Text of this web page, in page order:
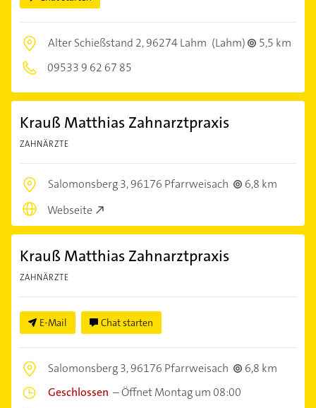
Alter Schießstand 2,96274 Lahm (Lahm)
5,5 km
09533 9 62 67 85
Krauß Matthias Zahnarztpraxis
ZAHNÄRZTE
Salomonsberg 3,96176 Pfarrweisach
6,8 km
Webseite
Krauß Matthias Zahnarztpraxis
ZAHNÄRZTE
E-Mail Chat starten
Salomonsberg 3,96176 Pfarrweisach
6,8 km
Geschlossen –Öffnet Montag um 08:00